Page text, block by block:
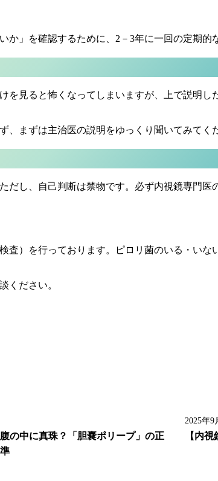
」を確認するために、2－3年に一回の定期的
見ると怖くなってしまいますが、上で説明
まずは主治医の説明をゆっくり聞いてみてく
だし、自己判断は禁物です。必ず内視鏡専門
）を行っております。ピロリ菌のいる・い
ください。
の中に真珠？「胆嚢ポリープ」の正
2025年9
【内